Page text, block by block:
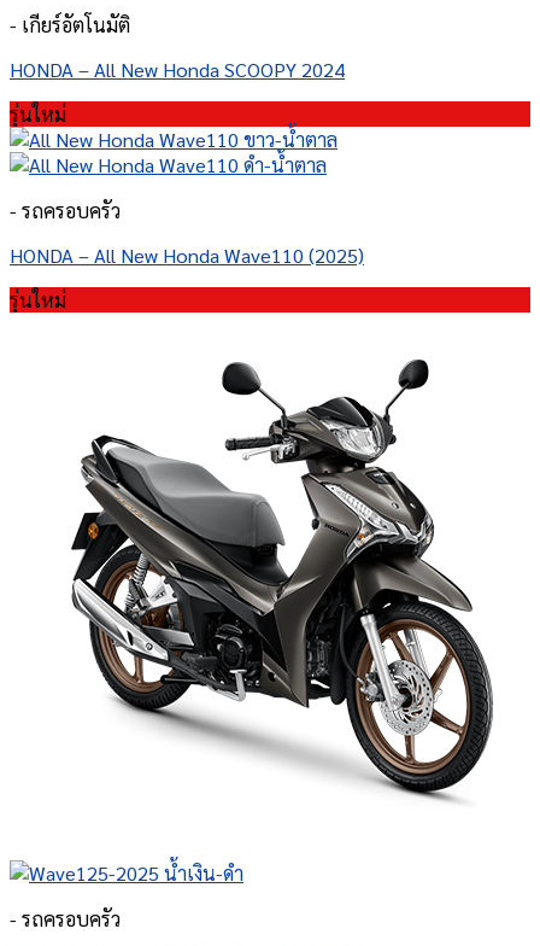
- เกียร์อัตโนมัติ
HONDA – All New Honda SCOOPY 2024
รุ่นใหม่
- รถครอบครัว
HONDA – All New Honda Wave110 (2025)
รุ่นใหม่
- รถครอบครัว